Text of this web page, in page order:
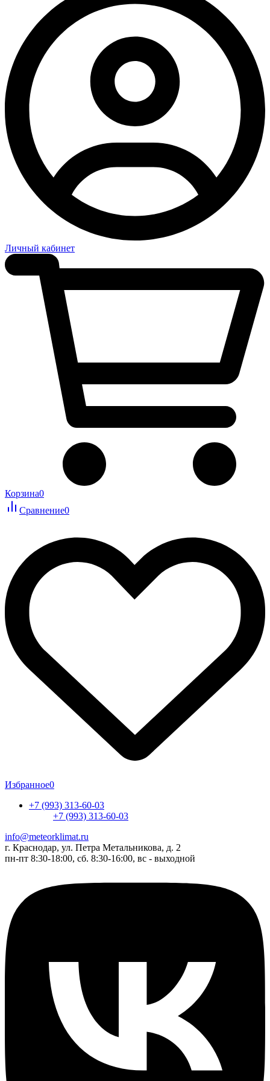
Личный кабинет
Корзина0
Сравнение0
Избранное0
+7 (993) 313-60-03
+7 (993) 313-60-03
info@meteorklimat.ru
г. Краснодар, ул. Петра Метальникова, д. 2
пн-пт 8:30-18:00, сб. 8:30-16:00, вс - выходной